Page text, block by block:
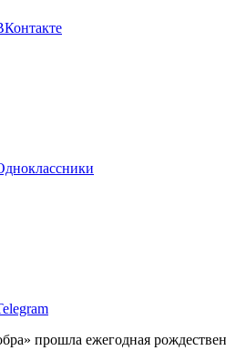
прошла ежегодная